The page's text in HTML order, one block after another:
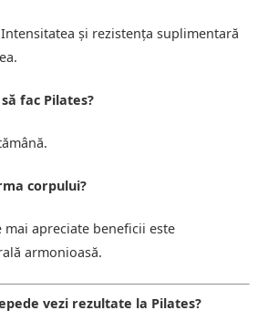
și rezistența suplimentară
fac Pilates?
corpului?
apreciate beneficii este
armonioasă.
vezi rezultate la Pilates?